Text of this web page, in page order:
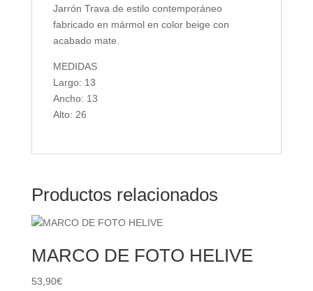
Jarrón Trava de estilo contemporáneo
fabricado en mármol en color beige con
acabado mate.
MEDIDAS
Largo: 13
Ancho: 13
Alto: 26
Productos relacionados
MARCO DE FOTO HELIVE
53,90€